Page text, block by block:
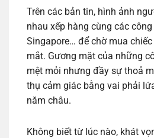
Trên các bản tin, hình ảnh
nhau xếp hàng cùng các
Singapore… để chờ mua
mắt. Gương mặt của những
mệt mỏi nhưng đầy sự thoả
thụ cảm giác bằng vai phải
năm châu.
Không biết từ lúc nào, khát